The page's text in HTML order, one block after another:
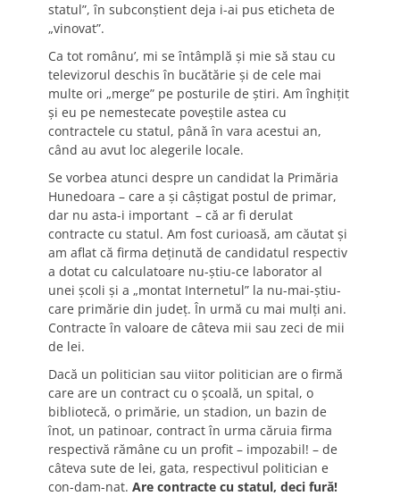
statul”, în subconştient deja i-ai pus eticheta de
„vinovat”.
Ca tot românu’, mi se întâmplă şi mie să stau cu
televizorul deschis în bucătărie şi de cele mai
multe ori „merge” pe posturile de ştiri. Am înghiţit
şi eu pe nemestecate poveştile astea cu
contractele cu statul, până în vara acestui an,
când au avut loc alegerile locale.
Se vorbea atunci despre un candidat la Primăria
Hunedoara – care a şi câştigat postul de primar,
dar nu asta-i important – că ar fi derulat
contracte cu statul. Am fost curioasă, am căutat şi
am aflat că firma deţinută de candidatul respectiv
a dotat cu calculatoare nu-ştiu-ce laborator al
unei şcoli şi a „montat Internetul” la nu-mai-ştiu-
care primărie din judeţ. În urmă cu mai mulţi ani.
Contracte în valoare de câteva mii sau zeci de mii
de lei.
Dacă un politician sau viitor politician are o firmă
care are un contract cu o şcoală, un spital, o
bibliotecă, o primărie, un stadion, un bazin de
înot, un patinoar, contract în urma căruia firma
respectivă rămâne cu un profit – impozabil! – de
câteva sute de lei, gata, respectivul politician e
con-dam-nat. Are contracte cu statul, deci fură!